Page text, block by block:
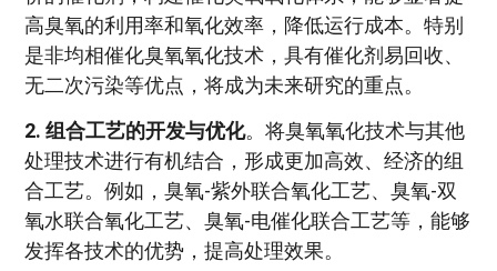
高臭氧的利用率和氧化效率，降低运行成本。特别
是非均相催化臭氧氧化技术，具有催化剂易回收、
无二次污染等优点，将成为未来研究的重点。
2. 组合工艺的开发与优化。将臭氧氧化技术与其他
处理技术进行有机结合，形成更加高效、经济的组
合工艺。例如，臭氧-紫外联合氧化工艺、臭氧-双
氧水联合氧化工艺、臭氧-电催化联合工艺等，能够
发挥各技术的优势，提高处理效果。